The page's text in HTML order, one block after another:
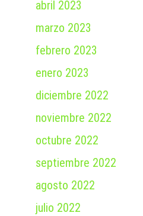
abril 2023
marzo 2023
febrero 2023
enero 2023
diciembre 2022
noviembre 2022
octubre 2022
septiembre 2022
agosto 2022
julio 2022